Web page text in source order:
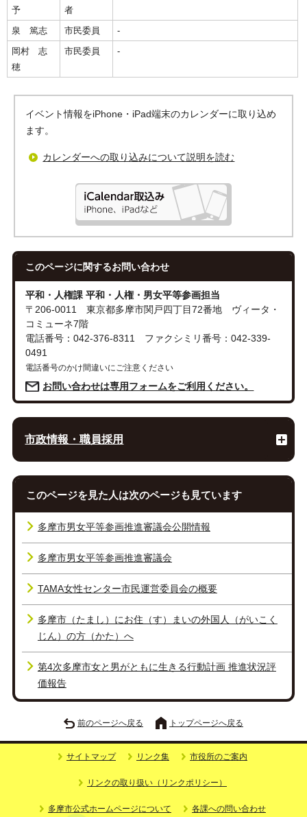
予
者
泉 篤志 市民委員
-
岡村 志
穂
市民委員 -
イベント情報をiPhone・iPad端末のカレンダーに取り込め
ます。
カレンダーへの取り込みについて説明を読む
このページに関するお問い合わせ
平和・人権課 平和・人権・男女平等参画担当
〒206-0011 東京都多摩市関戸四丁目72番地 ヴィータ・
コミューネ7階
電話番号：042-376-8311 ファクシミリ番号：042-339-
0491
電話番号のかけ間違いにご注意ください
お問い合わせは専用フォームをご利用ください。
市政情報・職員採用
このページを見た人は次のページも見ています
多摩市男女平等参画推進審議会公開情報
多摩市男女平等参画推進審議会
TAMA女性センター市民運営委員会の概要
多摩市（たまし）にお住（す）まいの外国人（がいこく
じん）の方（かた）へ
第4次多摩市女と男がともに生きる行動計画 推進状況評
価報告
前のページへ戻る トップページへ戻る
サイトマップ リンク集 市役所のご案内
リンクの取り扱い（リンクポリシー）
多摩市公式ホームページについて 各課への問い合わせ